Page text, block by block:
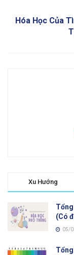
Hóa Học Của
Xu Hướng
(Có
05/